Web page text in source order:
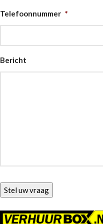
Telefoonnummer *
Bericht